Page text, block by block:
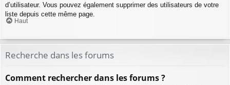
d’utilisateur. Vous pouvez également supprimer des utilisateurs de votre
liste depuis cette même page.
Haut
Recherche dans les forums
Comment rechercher dans les forums ?